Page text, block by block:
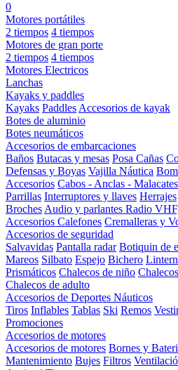
0
Motores portátiles
2 tiempos 4 tiempos
Motores de gran porte
2 tiempos 4 tiempos
Motores Electricos
Lanchas
Kayaks y paddles
Kayaks Paddles Accesorios de kayak
Botes de aluminio
Botes neumáticos
Accesorios de embarcaciones
Baños Butacas y mesas Posa Cañas
Defensas y Boyas Vajilla Náutica
Accesorios Cabos - Anclas - Malacates
Parrillas Interruptores y llaves Herrajes
Broches Audio y parlantes Radio
Accesorios Calefones Cremalleras y
Accesorios de seguridad
Salvavidas Pantalla radar Botiquin de
Mareos Silbato Espejo Bichero
Prismáticos Chalecos de niño
Chalecos de adulto
Accesorios de Deportes Náuticos
Tiros Inflables Tablas Ski Remos
Promociones
Accesorios de motores
Accesorios de motores Bornes y
Mantenimiento Bujes Filtros